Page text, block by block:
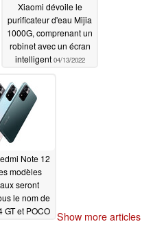
Xiaomi dévoile le
purificateur d'eau Mijia
1000G, comprenant un
robinet avec un écran
intelligent 04/13/2022
Note 12
modèles
seront
le nom de
GT et POCO
Show more articles